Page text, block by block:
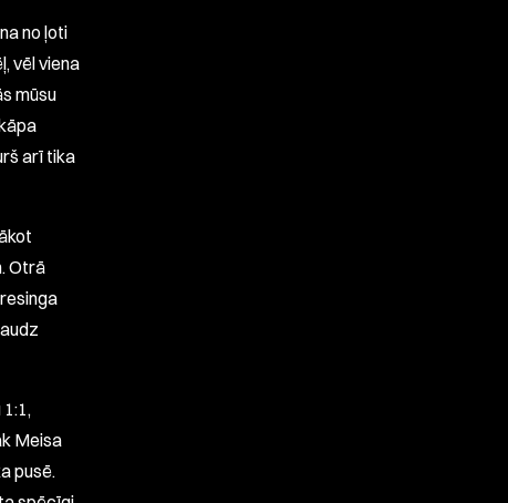
no ļoti
vēl viena
mūsu
arī tika
Otrā
Meisa
pusē.